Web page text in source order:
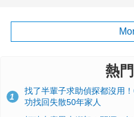
熱
1
找了半輩子求助偵探都沒用
功找回失散50年家人